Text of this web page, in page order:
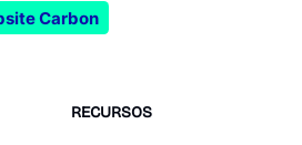
Carbon
RECURSOS